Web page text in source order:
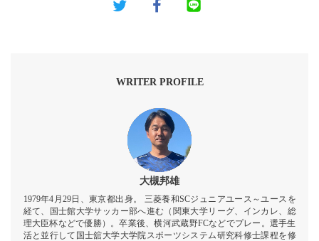
WRITER PROFILE
大槻邦雄
1979年4月29日、東京都出身。 三菱養和SCジュニアユース～ユースを
経て、国士館大学サッカー部へ進む（関東大学リーグ、インカレ、総
理大臣杯などで優勝）。卒業後、横河武蔵野FCなどでプレー。選手生
活と並行して国士舘大学大学院スポーツシステム研究科修士課程を修